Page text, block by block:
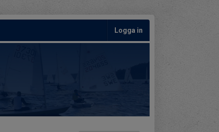
Logga in